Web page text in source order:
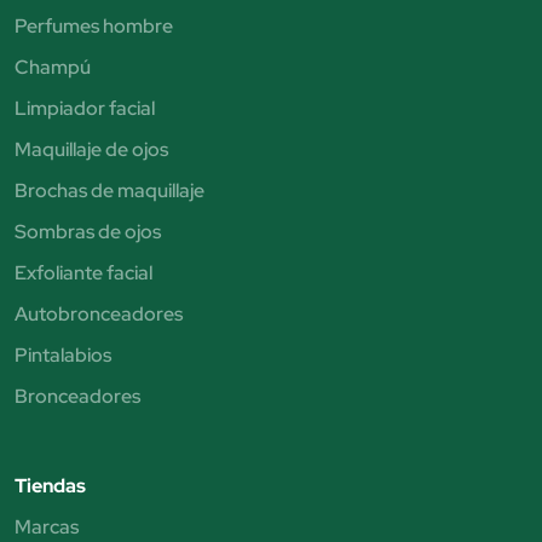
Perfumes hombre
Champú
Limpiador facial
Maquillaje de ojos
Brochas de maquillaje
Sombras de ojos
Exfoliante facial
Autobronceadores
Pintalabios
Bronceadores
Tiendas
Marcas